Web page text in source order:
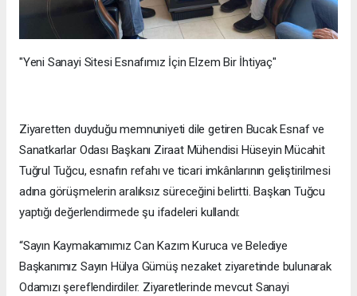
"Yeni Sanayi Sitesi Esnafımız İçin Elzem Bir İhtiyaç"
Ziyaretten duyduğu memnuniyeti dile getiren Bucak Esnaf ve
Sanatkarlar Odası Başkanı Ziraat Mühendisi Hüseyin Mücahit
Tuğrul Tuğcu, esnafın refahı ve ticari imkânlarının geliştirilmesi
adına görüşmelerin aralıksız süreceğini belirtti. Başkan Tuğcu
yaptığı değerlendirmede şu ifadeleri kullandı:
“Sayın Kaymakamımız Can Kazım Kuruca ve Belediye
Başkanımız Sayın Hülya Gümüş nezaket ziyaretinde bulunarak
Odamızı şereflendirdiler. Ziyaretlerinde mevcut Sanayi